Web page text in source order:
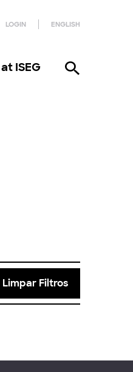
LOGIN ENGLISH
ISEG
Limpar Filtros